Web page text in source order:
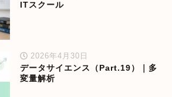
ITスクール
2026年4月30日
データサイエンス（Part.19）｜多
変量解析